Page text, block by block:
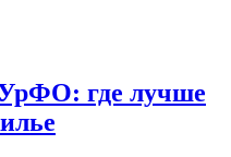
УрФО: где лучше